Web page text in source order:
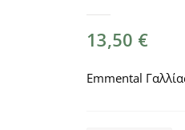
13,50 €
Emmental